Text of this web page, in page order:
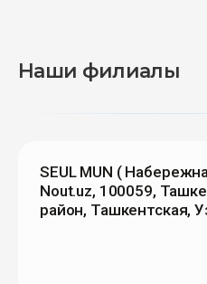
Наши филиалы
SEUL MUN (
Nout.uz, 100059,
район, Ташкентская,